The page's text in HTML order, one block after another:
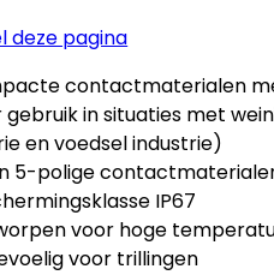
deze pagina
contactmaterialen
gebruik in situaties met
en voedsel industrie)
5-polige
IP67
voor hoge
voor trillingen